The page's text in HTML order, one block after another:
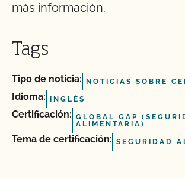
más información.
Tags
Tipo de noticia: NOTICIAS SOBRE
Idioma: INGLÉS
Certificación: GLOBAL GAP
ALIMENTARIA)
Tema de certificación: SEGURIDAD